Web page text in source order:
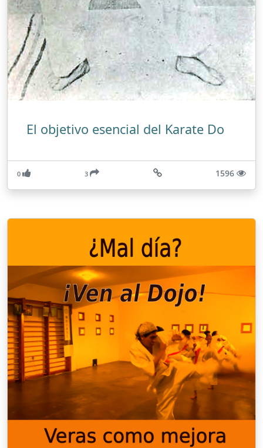
El objetivo esencial del Karate Do
0 3 1596